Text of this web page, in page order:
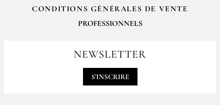
CONDITIONS GÉNÉRALES DE VENTE
PROFESSIONNELS
contact@epices-roellinger.comNEWSLETTER
S'INSCRIRE